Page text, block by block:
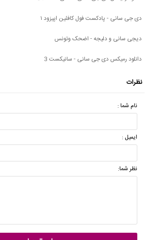
دی جی سانی - پادکست فول کافئین اپیزود ۱
دیجی سانی و دلیجه - اضحک وتونس
دانلود رمیکس دی جی سانی - سانیکست 3
نظرات
نام شما :
ایمیل :
نظر شما: